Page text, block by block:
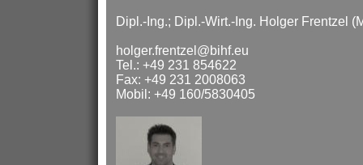
Dipl.-Ing.; Dipl.-Wirt.-Ing. Holger Frentzel
holger.frentzel@bihf.eu
Tel.: +49 231 854622
Fax: +49 231 2008063
Mobil: +49 160/5830405